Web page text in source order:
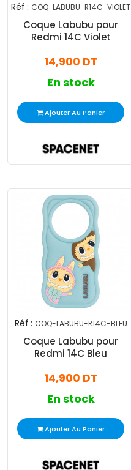
Réf : COQ-LABUBU-R14C-VIOLET
Coque Labubu pour
Redmi 14C Violet
14,900 DT
En stock
Ajouter Au Panier
Réf : COQ-LABUBU-R14C-BLEU
Coque Labubu pour
Redmi 14C Bleu
14,900 DT
En stock
Ajouter Au Panier